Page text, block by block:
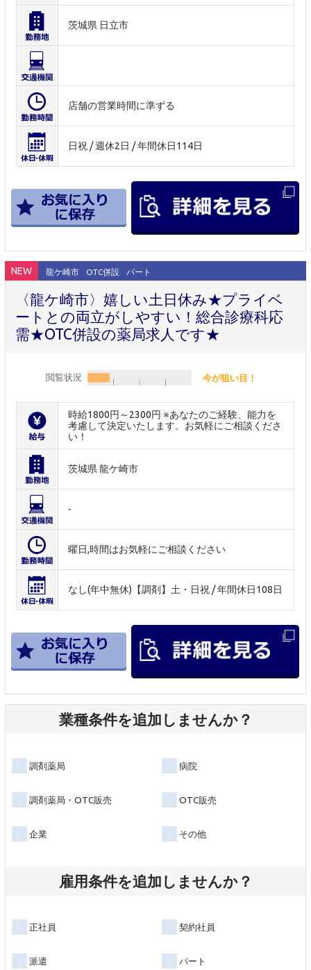
茨城県 日立市
店舗の営業時間に準ずる
日祝 / 週休2日 / 年間休日114日
NEW 龍ケ崎市 OTC併設 パート
〈龍ケ崎市〉嬉しい土日休み★プライベ
ートとの両立がしやすい！総合診療科応
需★OTC併設の薬局求人です★
閲覧状況 今が狙い目！
時給1800円～2300円 ※あなたのご経験、能力を
考慮して決定いたします。お気軽にご相談くださ
い！
茨城県 龍ケ崎市
-
曜日,時間はお気軽にご相談ください
なし(年中無休)【調剤】土・日祝 / 年間休日108日
業種条件を追加しませんか？
調剤薬局 病院
調剤薬局・OTC販売 OTC販売
企業 その他
雇用条件を追加しませんか？
正社員 契約社員
派遣 パート